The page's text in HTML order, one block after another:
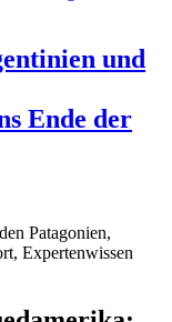
und
Ende der
Patagonien,
Expertenwissen